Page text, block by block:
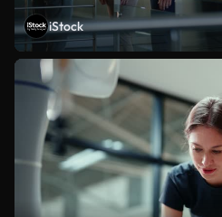
iStock